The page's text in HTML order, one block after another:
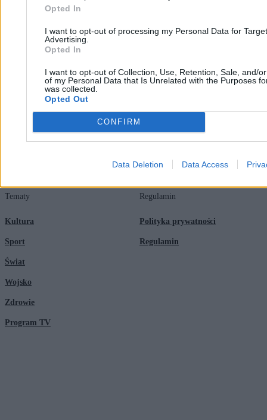
Opted In
I want to opt-out of processing my Personal Data for
Advertising.
Opted In
I want to opt-out of Collection, Use, Retention, Sale, and/
of my Personal Data that Is Unrelated with the Purposes
was collected.
Opted Out
CONFIRM
Data Deletion Data Access
Tematy
Opinie
Tematy
Kultura
Sport
Świat
Wojsko
Zdrowie
Program TV
Regulamin
Polityka prywatności
Regulamin